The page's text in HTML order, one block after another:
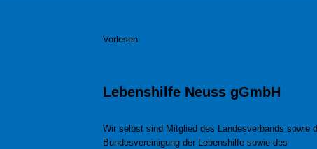
Vorlesen
Lebenshilfe Neuss gGmbH
Wir selbst sind Mitglied des Landesverbands sowie
Bundesvereinigung der Lebenshilfe sowie des